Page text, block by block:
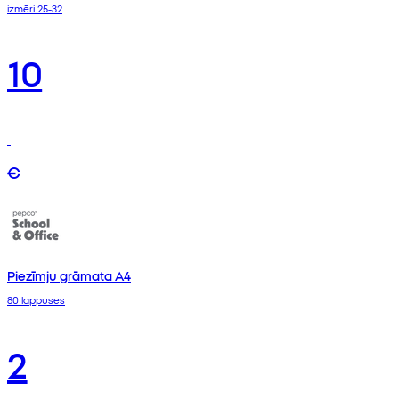
izmēri 25-32
10
€
Piezīmju grāmata A4
80 lappuses
2